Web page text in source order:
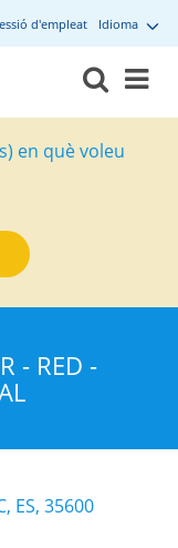
Idioma
d'empleat
en què voleu
- RED -
ES, 35600